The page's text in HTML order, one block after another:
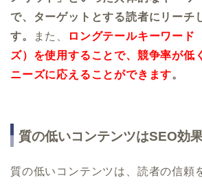
で、ターゲットとする読者にリーチ
す。
また、
ロングテールキーワード
ズ）を使用することで、競争率が低
ニーズに応えることができます。
質の低いコンテンツはSEO効
質の低いコンテンツは、読者の信頼